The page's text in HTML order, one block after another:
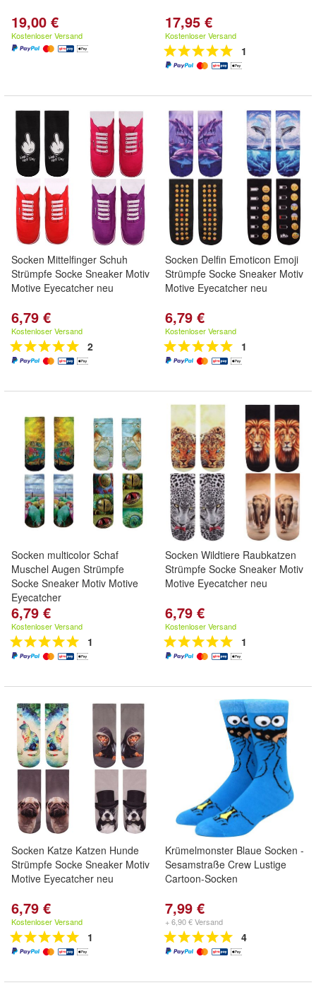
19,00 €
Kostenloser Versand
17,95 €
Kostenloser Versand
1
Socken Mittelfinger Schuh
Strümpfe Socke Sneaker Motiv
Motive Eyecatcher neu
6,79 €
Kostenloser Versand
2
Socken Delfin Emoticon Emoji
Strümpfe Socke Sneaker Motiv
Motive Eyecatcher neu
6,79 €
Kostenloser Versand
1
Socken multicolor Schaf
Muschel Augen Strümpfe
Socke Sneaker Motiv Motive
Eyecatcher
6,79 €
Kostenloser Versand
1
Socken Wildtiere Raubkatzen
Strümpfe Socke Sneaker Motiv
Motive Eyecatcher neu
6,79 €
Kostenloser Versand
1
Socken Katze Katzen Hunde
Strümpfe Socke Sneaker Motiv
Motive Eyecatcher neu
6,79 €
Kostenloser Versand
1
Krümelmonster Blaue Socken -
Sesamstraße Crew Lustige
Cartoon-Socken
7,99 €
+ 6,90 € Versand
4